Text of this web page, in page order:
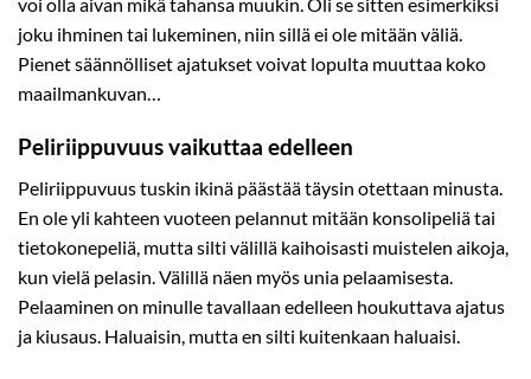
voi olla aivan mikä tahansa muukin. Oli se sitten esimerkiksi
joku ihminen tai lukeminen, niin sillä ei ole mitään väliä.
Pienet säännölliset ajatukset voivat lopulta muuttaa koko
maailmankuvan…
Peliriippuvuus vaikuttaa edelleen
Peliriippuvuustuskin ikinä päästää täysin otettaan minusta.
En ole yli kahteen vuoteen pelannut mitään konsolipeliä tai
tietokonepeliä, mutta silti välillä kaihoisasti muistelen aikoja,
kun vielä pelasin. Välillä näen myös unia pelaamisesta.
Pelaaminen on minulle tavallaan edelleen houkuttava ajatus
ja kiusaus. Haluaisin, mutta en silti kuitenkaan haluaisi.